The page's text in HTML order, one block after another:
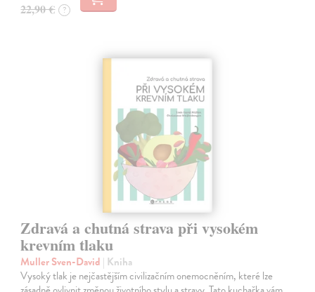
22,90 € ?
Zdravá a chutná strava při vysokém
krevním tlaku
Muller Sven-David | Kniha
Vysoký tlak je nejčastějším civilizačním onemocněním, které lze